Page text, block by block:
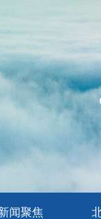
闻聚焦